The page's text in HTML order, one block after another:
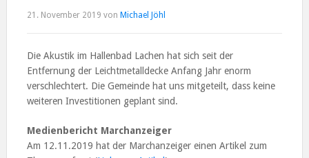
21. November 2019 von Michael Jöhl
Die Akustik im Hallenbad Lachen hat sich seit der
Entfernung der Leichtmetalldecke Anfang Jahr enorm
verschlechtert. Die Gemeinde hat uns mitgeteilt, dass keine
weiteren Investitionen geplant sind.
Medienbericht Marchanzeiger
Am 12.11.2019 hat der Marchanzeiger einen Artikel zum